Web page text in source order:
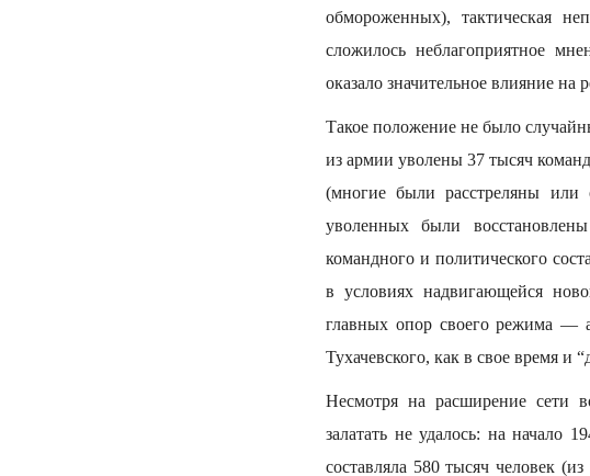
обмороженных), тактическая
сложилось неблагоприятное
оказало значительное влияние на
Такое положение не было
из армии уволены 37 тысяч
(многие были расстреляны или
уволенных были
командного и политического
в условиях надвигающейся
главных опор своего режима —
Тухачевского, как в свое время
Несмотря на расширение сети
залатать не удалось: на начало
составляла 580 тысяч человек